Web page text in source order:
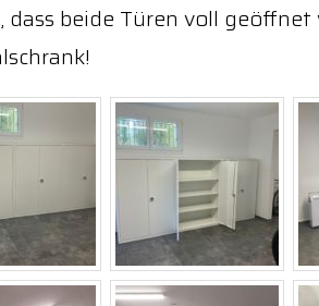
dass beide Türen voll